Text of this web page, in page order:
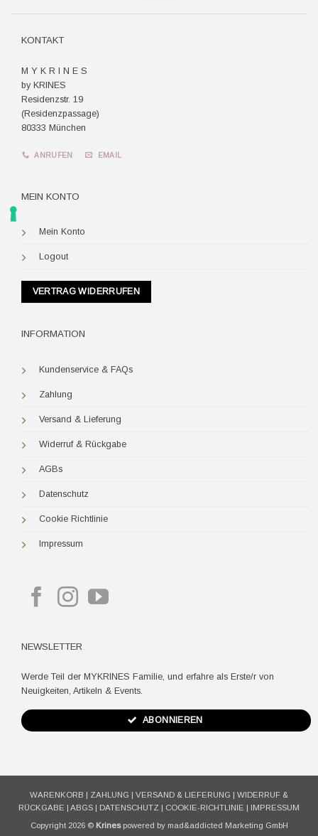
KONTAKT
M Y K R I N E S
by KRINES
Residenzstr. 19
(Residenzpassage)
80333 München
ANRUFEN EMAIL
MEIN KONTO
Mein Konto
Logout
VERTRAG WIDERRUFEN
INFORMATION
Kundenservice & FAQs
Zahlung
Versand & Lieferung
Widerruf & Rückgabe
AGBs
Datenschutz
Cookie Richtlinie
Impressum
NEWSLETTER
Werde Teil der MYKRINES Familie, und erfahre als Erste/r von
Neuigkeiten, Artikeln & Events.
ABONNIEREN
WARENKORB | ZAHLUNG | VERSAND & LIEFERUNG | WIDERRUF &
RÜCKGABE | ABGS | DATENSCHUTZ | COOKIE-RICHTLINIE | IMPRESSUM
Copyright 2026 © Krinespowered by mad&addicted Marketing GmbH